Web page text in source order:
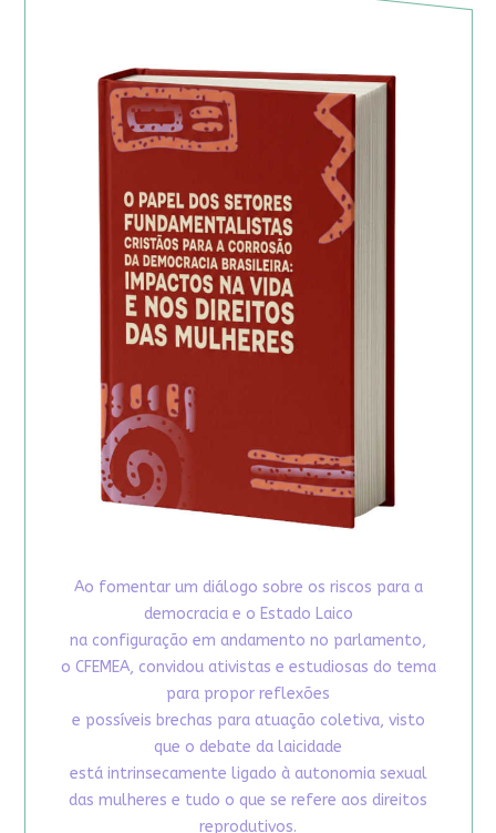
Ao fomentar um diálogo sobre os riscos para a
democracia e o Estado Laico
na configuração em andamento no parlamento,
o CFEMEA, convidou ativistas e estudiosas do tema
para propor reflexões
e possíveis brechas para atuação coletiva, visto
que o debate da laicidade
está intrinsecamente ligado à autonomia sexual
das mulheres e tudo o que se refere aos direitos
reprodutivos.